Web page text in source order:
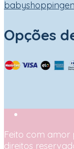
Opções
Feito com amor
direitos